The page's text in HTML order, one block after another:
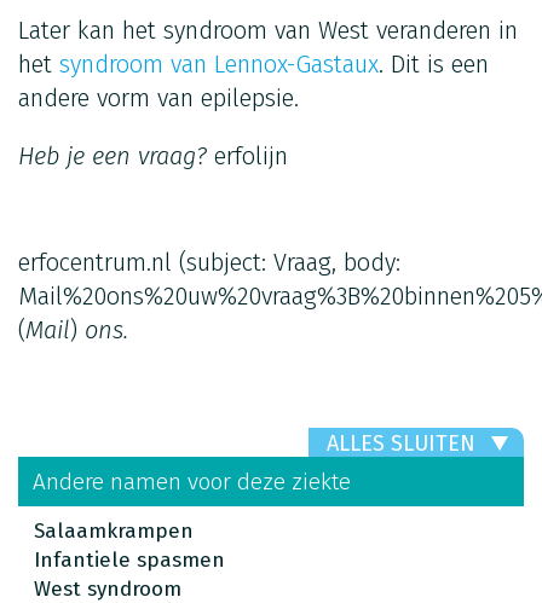
Later kan het syndroom van West veranderen in
het syndroom van Lennox-Gastaux. Dit is een
andere vorm van epilepsie.
Heb je een vraag? erfolijn
erfocentrum.nl (subject: Vraag, body:
(Mail) ons.
ALLES SLUITEN
Andere namen voor deze ziekte
Salaamkrampen
Infantiele spasmen
West syndroom